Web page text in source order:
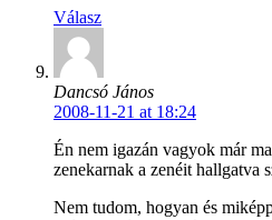
Válasz
Dancsó János
2008-11-21 at 18:24
Én nem igazán vagyok már
zenekarnak a zenéit hallgatva
Nem tudom, hogyan és